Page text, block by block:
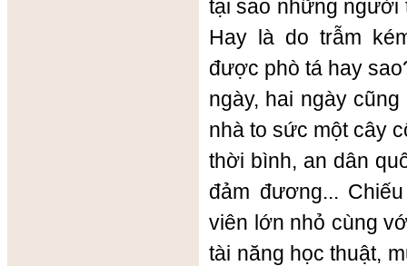
tại sao những người
Hay là do trẫm
được phò tá hay
ngày, hai ngày
nhà to sức một cây
thời bình, an dân
đảm đương...
viên lớn nhỏ cùng
tài năng học thuật,